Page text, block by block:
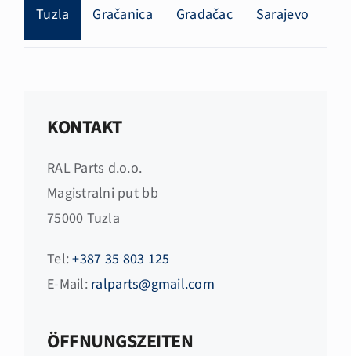
Tuzla Gračanica Gradačac Sarajevo
KONTAKT
RAL Parts d.o.o.
Magistralni put bb
75000 Tuzla
Tel:+387 35 803 125
E-Mail: ralparts@gmail.com
ÖFFNUNGSZEITEN